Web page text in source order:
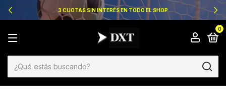
3 CUOTAS SIN INTERÉS EN TODO EL SHOP
0